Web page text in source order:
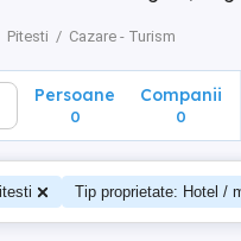
Pitesti Cazare - Turism
Persoane
0
Companii
0
Tip proprietate: Hotel /